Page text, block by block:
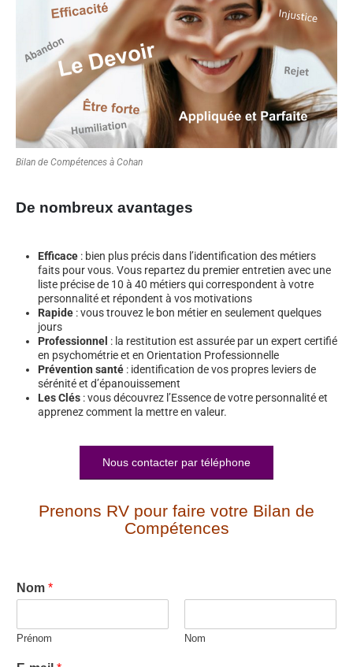
Bilan de Compétences à Cohan
De nombreux avantages
Efficace : bien plus précis dans l’identification des métiers
faits pour vous. Vous repartez du premier entretien avec une
liste précise de 10 à 40 métiers qui correspondent à votre
personnalité et répondent à vos motivations
Rapide : vous trouvez le bon métier en seulement quelques
jours
Professionnel : la restitution est assurée par un expert certifié
en psychométrie et en Orientation Professionnelle
Prévention santé : identification de vos propres leviers de
sérénité et d’épanouissement
Les Clés : vous découvrez l’Essence de votre personnalité et
apprenez comment la mettre en valeur.
Nous contacter par téléphone
Prenons RV pour faire votre Bilan de
Compétences
Nom *
Prénom Nom